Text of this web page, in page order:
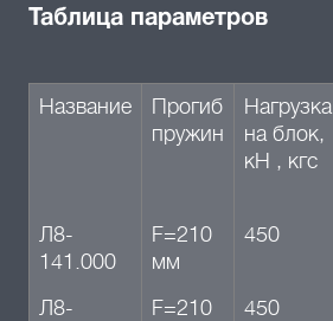
Таблица параметров
Название
Прогиб
пружин
Нагрузка
на блок,
кН , кгс
Л8-
141.000
F=210
мм
450
Л8-
F=210
450